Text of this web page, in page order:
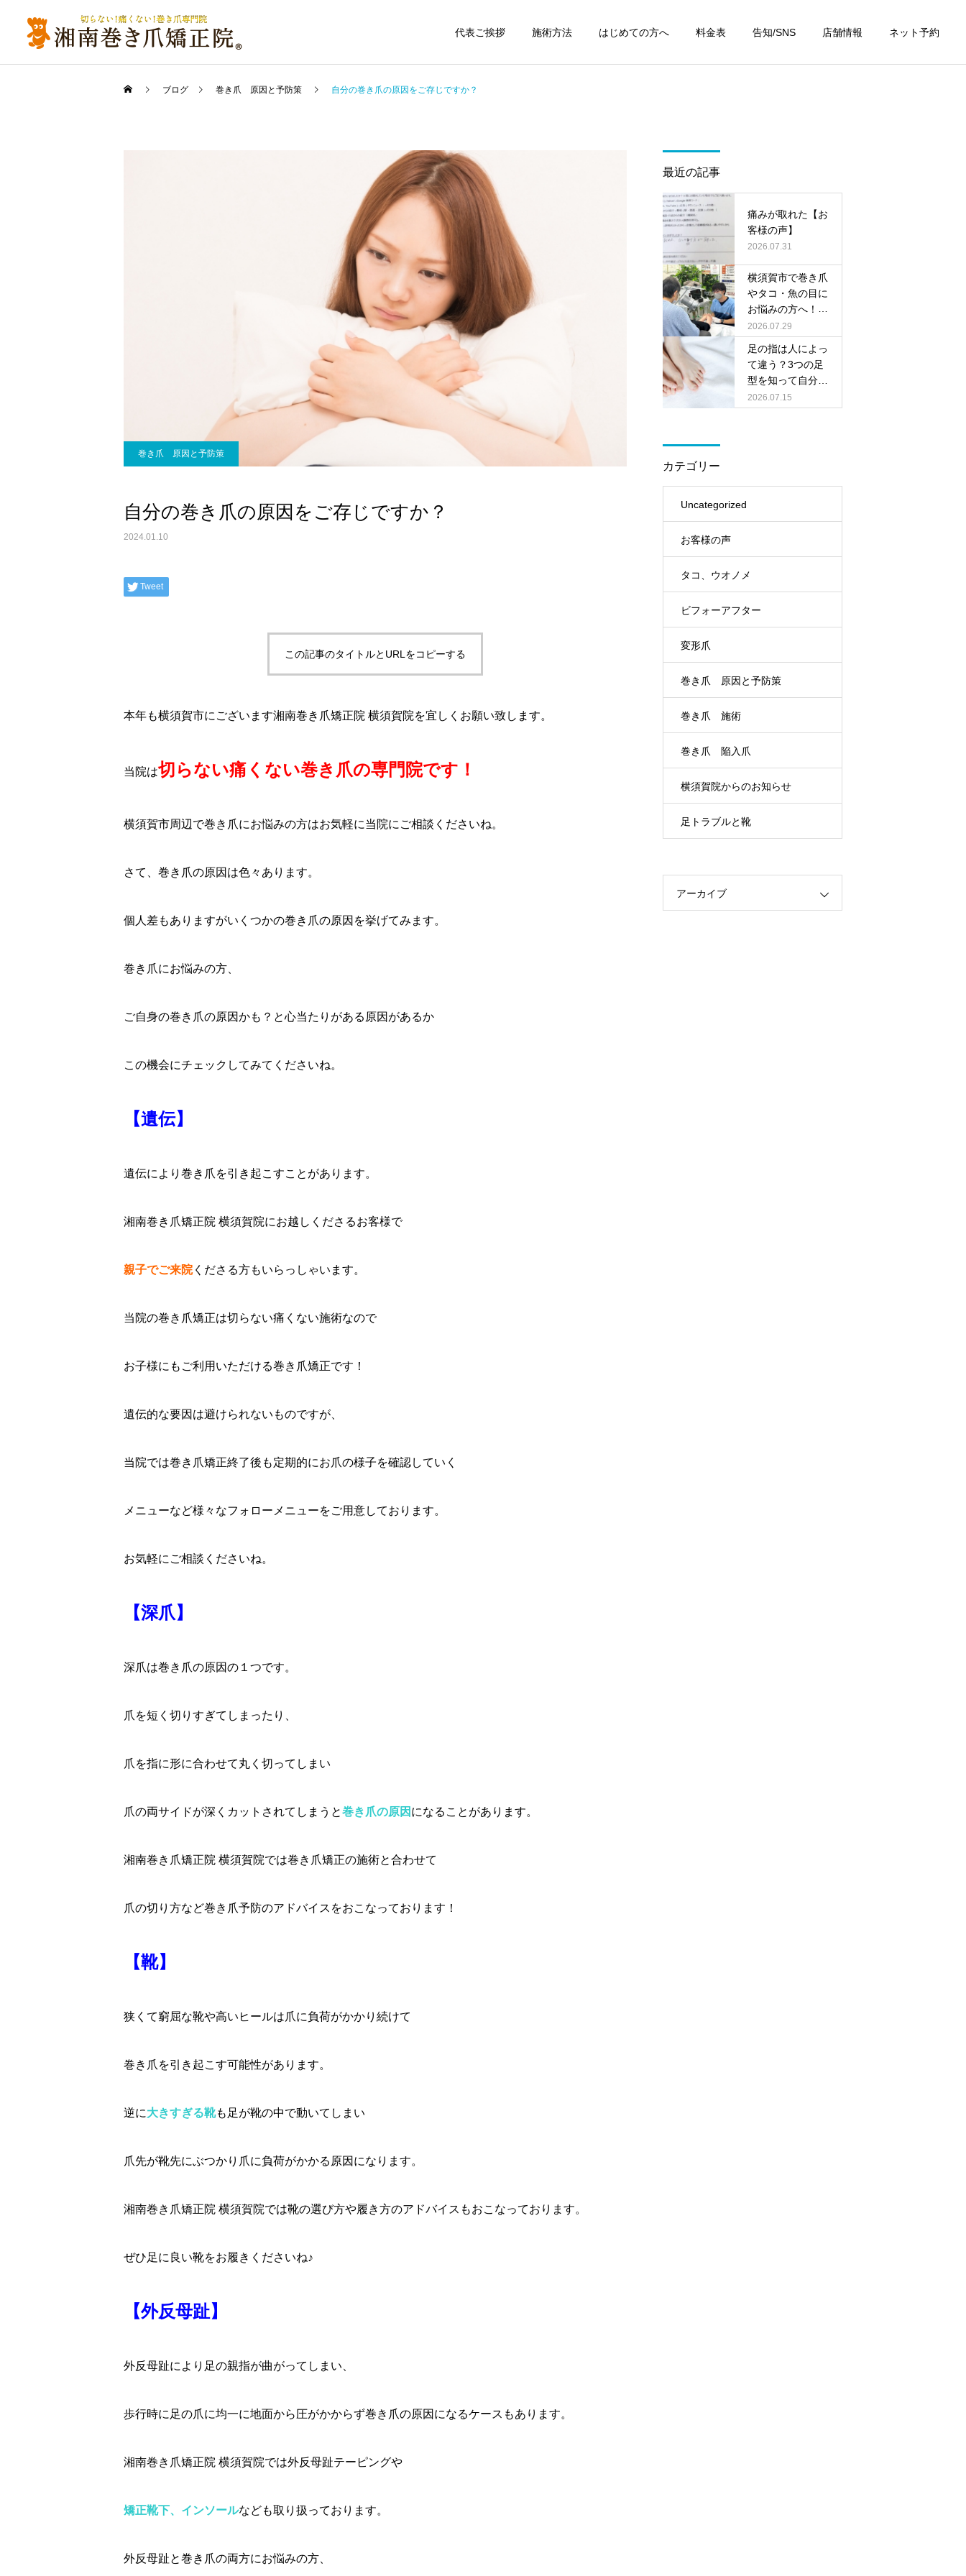
代表ご挨拶 施術方法 はじめての方へ 料金表 告知/SNS 店舗情報 ネット予約
ブログ 巻き爪 原因と予防策 自分の巻き爪の原因をご存じですか？
巻き爪 原因と予防策
自分の巻き爪の原因をご存じですか？
2024.01.10
Tweet
この記事のタイトルとURLをコピーする
本年も横須賀市にございます湘南巻き爪矯正院 横須賀院を宜しくお願い致します。
当院は切らない痛くない巻き爪の専門院です！
横須賀市周辺で巻き爪にお悩みの方はお気軽に当院にご相談くださいね。
さて、巻き爪の原因は色々あります。
個人差もありますがいくつかの巻き爪の原因を挙げてみます。
巻き爪にお悩みの方、
ご自身の巻き爪の原因かも？と心当たりがある原因があるか
この機会にチェックしてみてくださいね。
【遺伝】
遺伝により巻き爪を引き起こすことがあります。
湘南巻き爪矯正院 横須賀院にお越しくださるお客様で
親子でご来院くださる方もいらっしゃいます。
当院の巻き爪矯正は切らない痛くない施術なので
お子様にもご利用いただける巻き爪矯正です！
遺伝的な要因は避けられないものですが、
当院では巻き爪矯正終了後も定期的にお爪の様子を確認していく
メニューなど様々なフォローメニューをご用意しております。
お気軽にご相談くださいね。
【深爪】
深爪は巻き爪の原因の１つです。
爪を短く切りすぎてしまったり、
爪を指に形に合わせて丸く切ってしまい
爪の両サイドが深くカットされてしまうと巻き爪の原因 になることがあります。
湘南巻き爪矯正院 横須賀院では巻き爪矯正の施術と合わせて
爪の切り方など巻き爪予防のアドバイスをおこなっております！
【靴】
狭くて窮屈な靴や高いヒールは爪に負荷がかかり続けて
巻き爪を引き起こす可能性があります。
逆に大きすぎる靴も足が靴の中で動いてしまい
爪先が靴先にぶつかり爪に負荷がかかる原因になります。
湘南巻き爪矯正院 横須賀院では靴の選び方や履き方のアドバイスもおこなっております。
ぜひ足に良い靴をお履きくださいね♪
【外反母趾】
外反母趾により足の親指が曲がってしまい、
歩行時に足の爪に均一に地面から圧がかからず巻き爪の原因になるケースもあります。
湘南巻き爪矯正院 横須賀院では外反母趾テーピングや
矯正靴下、インソールなども取り扱っております。
外反母趾と巻き爪の両方にお悩みの方、
最近の記事
痛みが取れた【お
客様の声】
2026.07.31
横須賀市で巻き爪
やタコ・魚の目に
お悩みの方へ！無
料相談会を開催し
ます
2026.07.29
足の指は人によっ
て違う？3つの足
型を知って自分に
合った靴選びをし
ましょう
2026.07.15
カテゴリー
Uncategorized
お客様の声
タコ、ウオノメ
ビフォーアフター
変形爪
巻き爪 原因と予防策
巻き爪 施術
巻き爪 陥入爪
横須賀院からのお知らせ
足トラブルと靴
アーカイブ